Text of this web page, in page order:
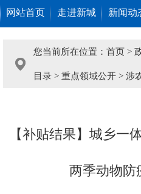
网站首页 走进新城 新闻动
您当前所在位置： 首页 >
目录 > 重点领域公开 > 涉
【补贴结果】城乡一
两季动物防